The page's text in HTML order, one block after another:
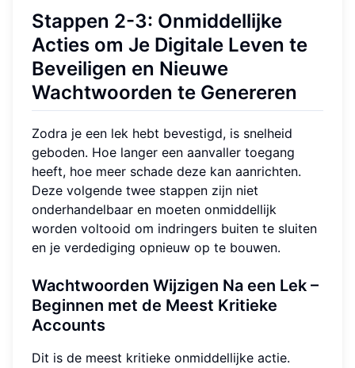
Stappen 2-3: Onmiddellijke
Acties om Je Digitale Leven te
Beveiligen en Nieuwe
Wachtwoorden te Genereren
Zodra je een lek hebt bevestigd, is snelheid
geboden. Hoe langer een aanvaller toegang
heeft, hoe meer schade deze kan aanrichten.
Deze volgende twee stappen zijn niet
onderhandelbaar en moeten onmiddellijk
worden voltooid om indringers buiten te sluiten
en je verdediging opnieuw op te bouwen.
Wachtwoorden Wijzigen Na een Lek –
Beginnen met de Meest Kritieke
Accounts
Dit is de meest kritieke onmiddellijke actie.